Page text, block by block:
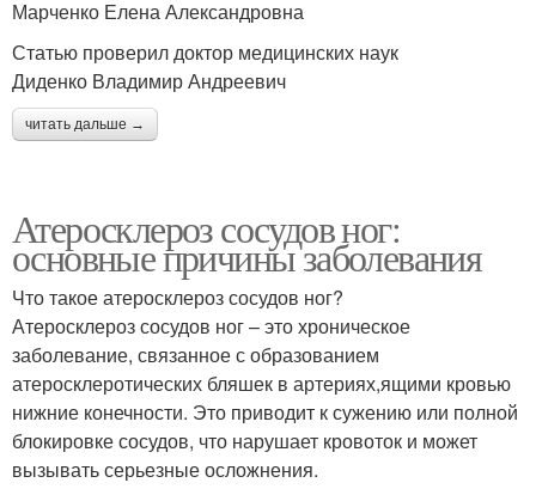
Марченко Елена Александровна
Статью проверил доктор медицинских наук
Диденко Владимир Андреевич
читать дальше →
Атеросклероз сосудов ног:
основные причины заболевания
Что такое атеросклероз сосудов ног?
Атеросклероз сосудов ног – это хроническое
заболевание, связанное с образованием
атеросклеротических бляшек в артериях,ящими кровью
нижние конечности. Это приводит к сужению или полной
блокировке сосудов, что нарушает кровоток и может
вызывать серьезные осложнения.